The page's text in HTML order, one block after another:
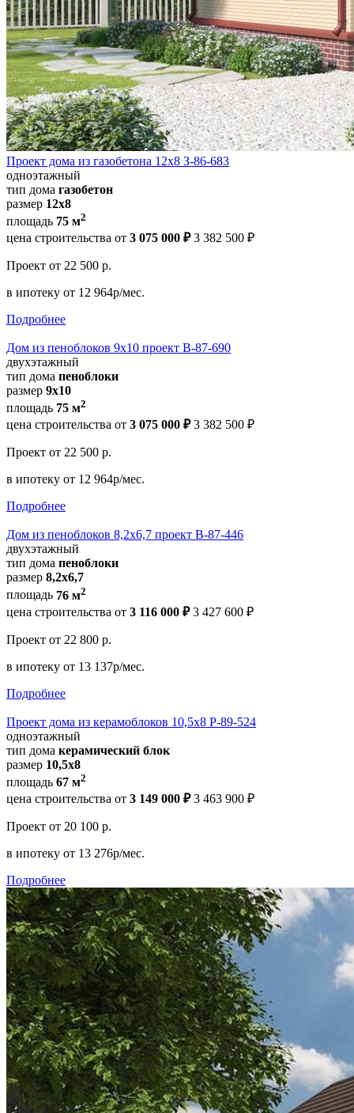
Проект дома из газобетона 12х8 З-86-683
одноэтажный
тип дома газобетон
размер 12x8
площадь 75 м2
цена строительства от 3 075 000 ₽ 3 382 500 ₽
Проект от 22 500 р.
в ипотеку от 12 964р/мес.
Подробнее
Дом из пеноблоков 9х10 проект В-87-690
двухэтажный
тип дома пеноблоки
размер 9x10
площадь 75 м2
цена строительства от 3 075 000 ₽ 3 382 500 ₽
Проект от 22 500 р.
в ипотеку от 12 964р/мес.
Подробнее
Дом из пеноблоков 8,2х6,7 проект В-87-446
двухэтажный
тип дома пеноблоки
размер 8,2х6,7
площадь 76 м2
цена строительства от 3 116 000 ₽ 3 427 600 ₽
Проект от 22 800 р.
в ипотеку от 13 137р/мес.
Подробнее
Проект дома из керамоблоков 10,5х8 Р-89-524
одноэтажный
тип дома керамический блок
размер 10,5х8
площадь 67 м2
цена строительства от 3 149 000 ₽ 3 463 900 ₽
Проект от 20 100 р.
в ипотеку от 13 276р/мес.
Подробнее